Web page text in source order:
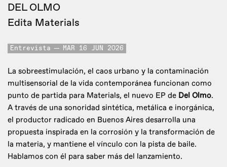
DEL OLMO
Edita Materials
Entrevista MAR 16 JUN 2026
La sobreestimulación, el caos urbano y la contaminación
multisensorial de la vida contemporánea funcionan como
punto de partida para Materials, el nuevo EP de Del Olmo.
A través de una sonoridad sintética, metálica e inorgánica,
el productor radicado en Buenos Aires desarrolla una
propuesta inspirada en la corrosión y la transformación de
la materia, y mantiene el vínculo con la pista de baile.
Hablamos con él para saber más del lanzamiento.